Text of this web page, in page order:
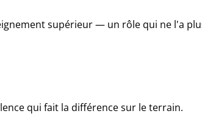
supérieur — un rôle qui ne l'a
qui fait la différence sur le terrain.